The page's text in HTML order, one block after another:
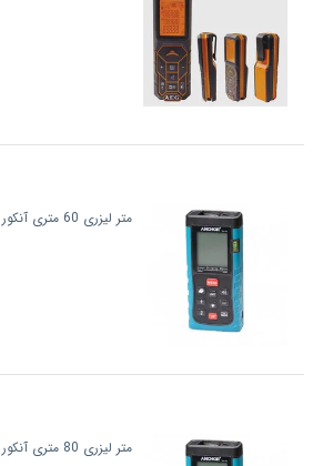
متر لیزری 60 متری آنکور مدل TM60
متر لیزری 80 متری آنکور مدل TM80